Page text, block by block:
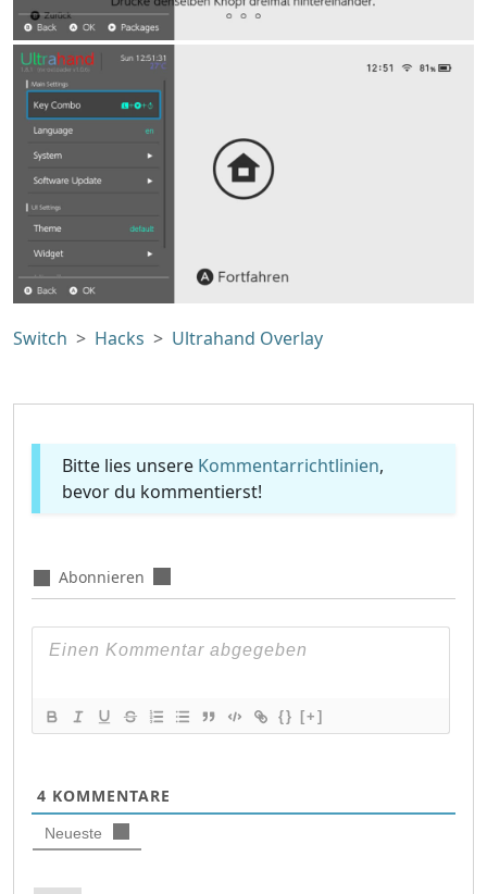
Switch Hacks Ultrahand Overlay
Bitte lies unsere Kommentarrichtlinien,
bevor du kommentierst!
Abonnieren
{} [+]
4 KOMMENTARE
Neueste